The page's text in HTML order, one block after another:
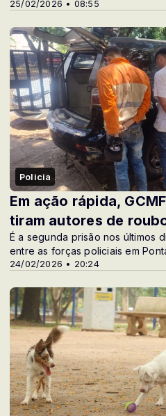
25/02/2026 • 08:55
Policia
24/02/2026 • 20:24
Em ação rápida,
tiram autores de
É a segunda prisão nos últimos
entre as forças policiais em